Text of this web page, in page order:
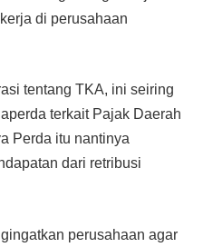
di perusahaan
tentang TKA, ini seiring
terkait Pajak Daerah
Per­da itu nantinya
dari retribusi
perusahaan agar